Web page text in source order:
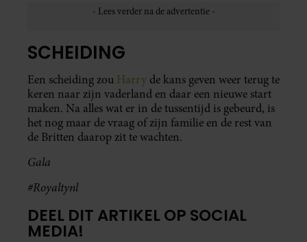
SCHEIDING
Een scheiding zou Harry de kans geven weer terug te
keren naar zijn vaderland en daar een nieuwe start
maken. Na alles wat er in de tussentijd is gebeurd, is
het nog maar de vraag of zijn familie en de rest van
de Britten daarop zit te wachten.
Gala
#Royaltynl
DEEL DIT ARTIKEL OP SOCIAL
MEDIA!